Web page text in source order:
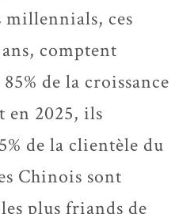
millennials, ces
ans, comptent
de la croissance
en 2025, ils
de la clientèle du
Chinois sont
plus friands de